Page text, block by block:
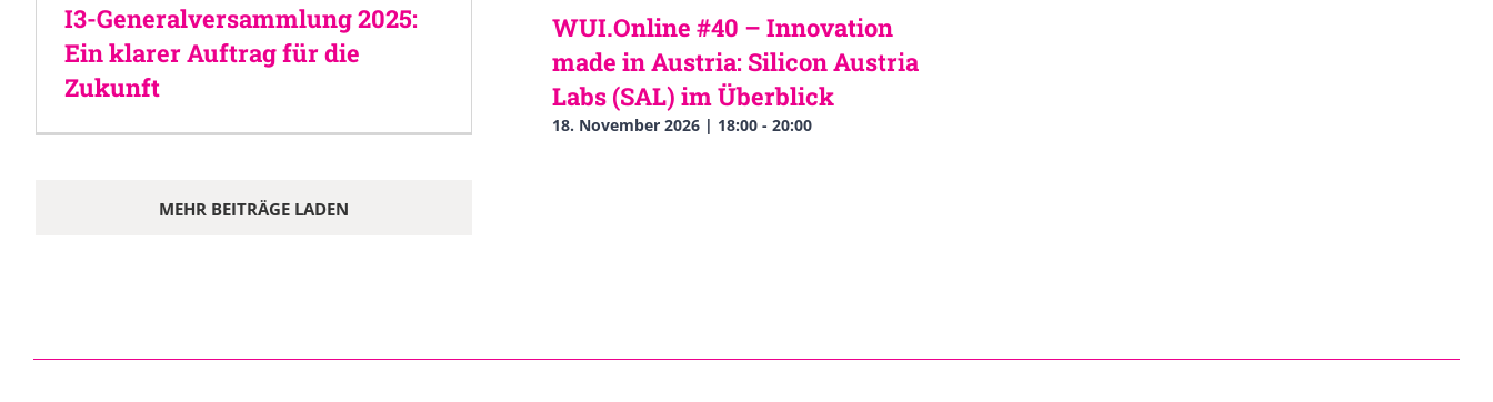
I3-Generalversammlung 2025:
Ein klarer Auftrag für die
Zukunft
MEHR BEITRÄGE LADEN
WUI.Online #40 – Innovation
made in Austria: Silicon Austria
Labs (SAL) im Überblick
18. November 2026 | 18:00- 20:00